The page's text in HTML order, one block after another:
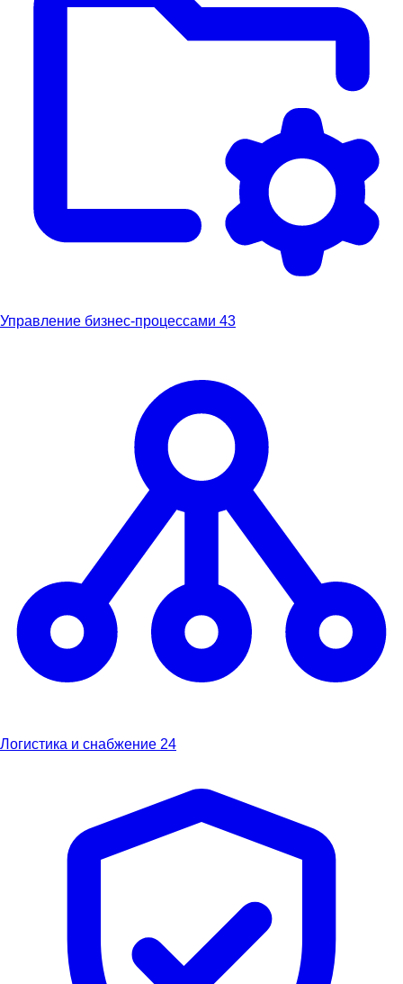
Управление бизнес-процессами 43
Логистика и снабжение 24